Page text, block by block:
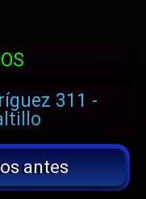
311 -
antes